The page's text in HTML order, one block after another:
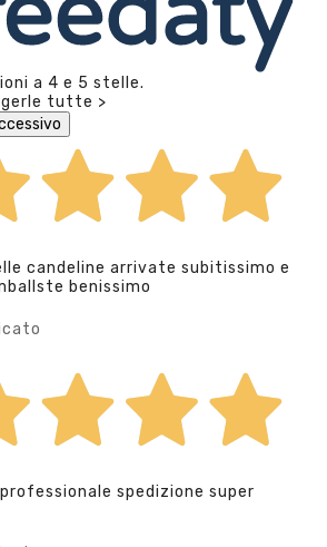
a 4 e 5 stelle.
tutte >
candeline arrivate subitissimo e
benissimo
spedizione super